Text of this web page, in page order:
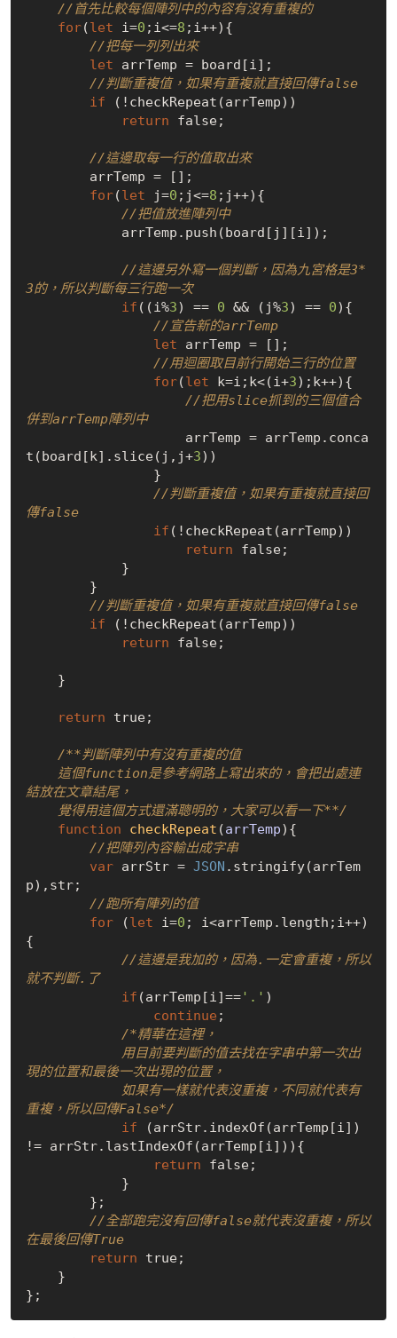
//首先比較每個陣列中的內容有沒有重複的
for(let i=0 ;i<=8 ;i++){
//把每一列列出來
let arrTemp = board[i];
//判斷重複值，如果有重複就直接回傳false
if (!checkRepeat(arrTemp))
return
false;
//這邊取每一行的值取出來
for(let j=0 ;j<=8 ;j++){
//把值放進陣列中
//這邊另外寫一個判斷，因為九宮格是3*
3的，所以判斷每三行跑一次
if ((i%3) == 0 && (j%3) == 0){
//宣告新的arrTemp
let arrTemp = [];
//用迴圈取目前行開始三行的位置
for(let k=i;k<(i+3);k++){
//把用slice抓到的三個值合
併到arrTemp陣列中
t(board[k].slice(j,j+3))
//判斷重複值，如果有重複就直接回
傳false
if (!checkRepeat(arrTemp))
return
false;
//判斷重複值，如果有重複就直接回傳false
if (!checkRepeat(arrTemp))
return
false;
return true;
/**判斷陣列中有沒有重複的值
結放在文章結尾，
    覺得用這個方式還滿聰明的，大家可以看一下**/
function
checkRepeat (arrTemp) {
//把陣列內容輸出成字串
var arrStr = JSON .stringify(arrTem
p),str;
//跑所有陣列的值
for (let i=0 ; i<arrTemp.length;i++)
{
//這邊是我加的，因為.一定會重複，所以
就不判斷.了
if (arrTemp[i]=='.' )
continue ;
/*精華在這裡，
現的位置和最後一次出現的位置，
重複，所以回傳False*/
if (arrStr.indexOf(arrTemp[i])
!= arrStr.lastIndexOf(arrTemp[i])){
return
false;
//全部跑完沒有回傳false就代表沒重複，所以
在最後回傳True
return
true;